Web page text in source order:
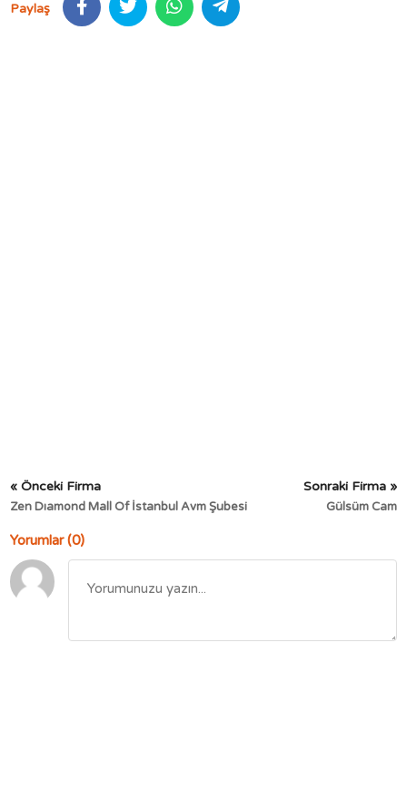
Paylaş
« Önceki Firma
Zen Dıamond Mall Of İstanbul Avm Şubesi
Sonraki Firma »
Gülsüm Cam
Yorumlar (0)